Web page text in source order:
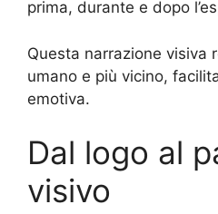
prima, durante e dopo
Questa narrazione visiva
umano e più vicino,
emotiva.
Dal logo al
visivo